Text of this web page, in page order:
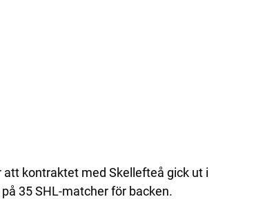
kontraktet med Skellefteå gick ut i
35 SHL-matcher för backen.